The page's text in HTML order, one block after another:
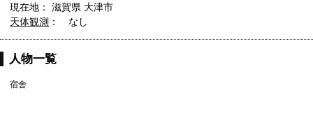
現在地： 滋賀県 大津市
天体観測 ： なし
人物一覧
宿舎